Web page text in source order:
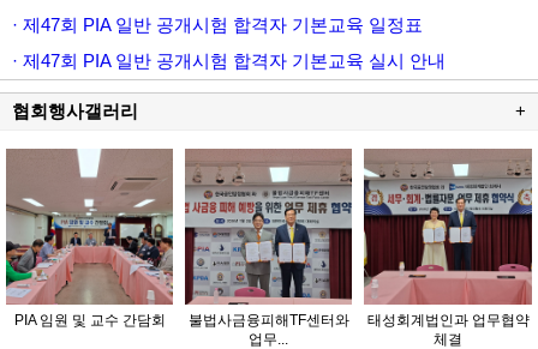
· 제47회 PIA 일반 공개시험 합격자 기본교육 일정표
· 제47회 PIA 일반 공개시험 합격자 기본교육 실시 안내
협회행사갤러리 +
PIA 임원 및 교수 간담회
불법사금융피해TF센터와
업무...
태성회계법인과 업무협약
체결